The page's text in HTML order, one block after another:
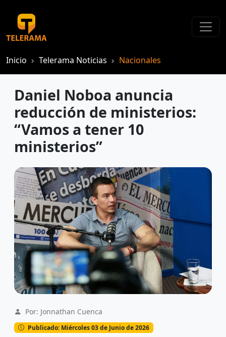
Inicio Telerama Noticias Nacionales
Daniel Noboa anuncia
reducción de ministerios:
“Vamos a tener 10
ministerios”
Por: Jonnathan Cuenca
Publicado: Miércoles 03 de Junio de 2026